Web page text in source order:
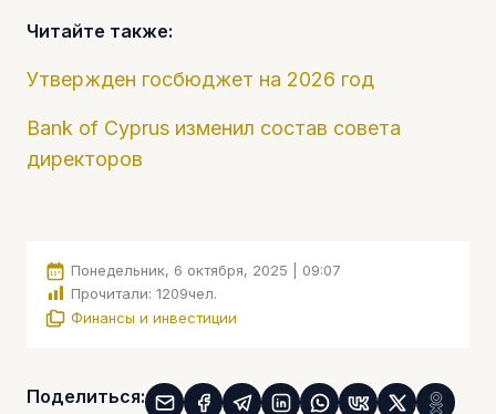
Читайте также:
Утвержден госбюджет на 2026 год
Bank of Cyprus изменил состав совета
директоров
Понедельник, 6 октября, 2025 | 09:07
Прочитали: 1209чел.
Финансы и инвестиции
Поделиться: